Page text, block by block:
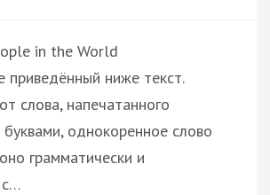
in the World
приведённый ниже текст.
слова, напечатанного
буквами, однокоренное слово
грамматически и
с…